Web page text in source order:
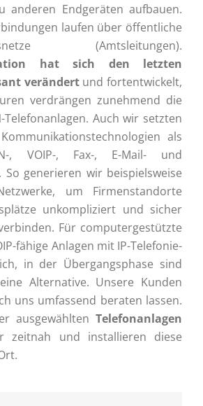
anderen Endgeräten aufbauen.
laufen über öffentliche
(Amtsleitungen).
hat sich den letzten
verändertund fortentwickelt,
verdrängen zunehmend die
Telefonanlagen. Auch wir setzten
als
, VOIP-, Fax-, E-Mail- und
So generieren wir beispielsweise
um Firmenstandorte
unkompliziert und sicher
Für computergestützte
fähige Anlagen mit IP-Telefonie-
in der Übergangsphase sind
Alternative. Unsere Kunden
uns umfassend beraten lassen.
ausgewählten Telefonanlagen
zeitnah und installieren diese